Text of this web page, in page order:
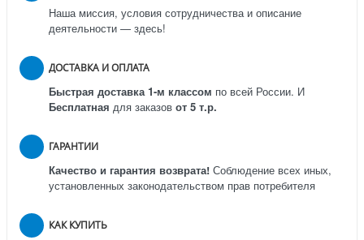
Наша миссия, условия сотрудничества и описание
деятельности — здесь!
ДОСТАВКА И ОПЛАТА
Быстрая доставка 1-м классом по всей России. И
Бесплатная для заказов от 5 т.р.
ГАРАНТИИ
Качество и гарантия возврата! Соблюдение всех иных,
установленных законодательством прав потребителя
КАК КУПИТЬ